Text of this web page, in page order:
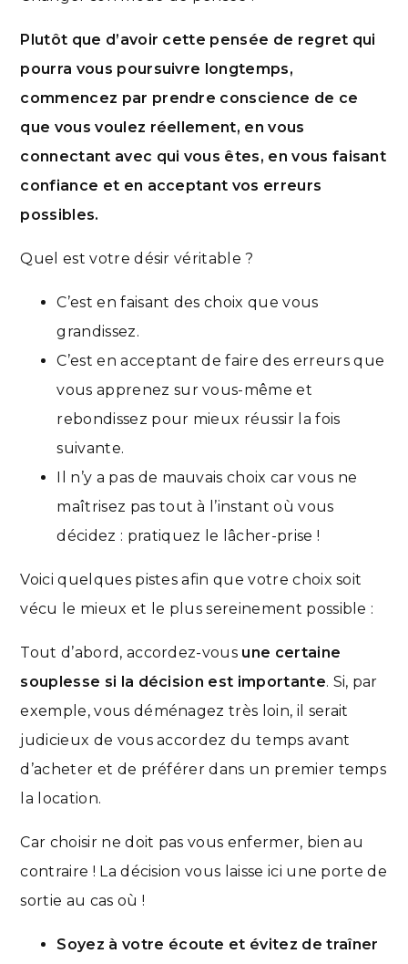
Plutôt que d’avoir cette pensée de regret qui
pourra vous poursuivre longtemps,
commencez par prendre conscience de ce
que vous voulez réellement, en vous
connectant avec qui vous êtes, en vous faisant
confiance et en acceptant vos erreurs
possibles.
Quel est votre désir véritable ?
C’est en faisant des choix que vous
grandissez.
C’est en acceptant de faire des erreurs que
vous apprenez sur vous-même et
rebondissez pour mieux réussir la fois
suivante.
Il n’y a pas de mauvais choix car vous ne
maîtrisez pas tout à l’instant où vous
décidez : pratiquez le lâcher-prise !
Voici quelques pistes afin que votre choix soit
vécu le mieux et le plus sereinement possible :
Tout d’abord, accordez-vous une certaine
souplesse si la décision est importante. Si, par
exemple, vous déménagez très loin, il serait
judicieux de vous accordez du temps avant
d’acheter et de préférer dans un premier temps
la location.
Car choisir ne doit pas vous enfermer, bien au
contraire ! La décision vous laisse ici une porte de
sortie au cas où !
Soyez à votre écoute et évitez de traîner